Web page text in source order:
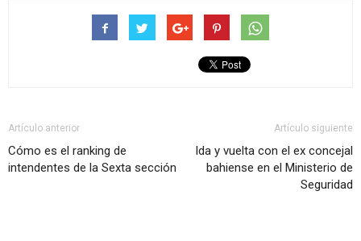
Artículo anterior
Cómo es el ranking de
intendentes de la Sexta sección
Artículo siguiente
Ida y vuelta con el ex concejal
bahiense en el Ministerio de
Seguridad